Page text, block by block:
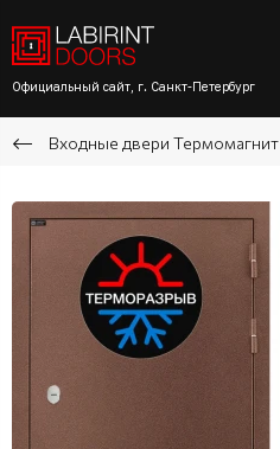
Официальный сайт, г. Санкт-Петербург
Входные двери Термомагнит